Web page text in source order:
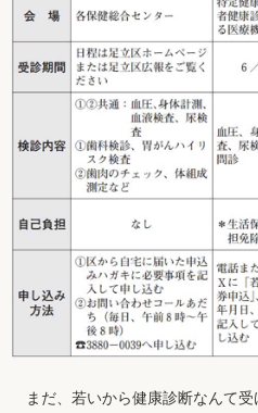
まだ、若いから健康診断なんて受